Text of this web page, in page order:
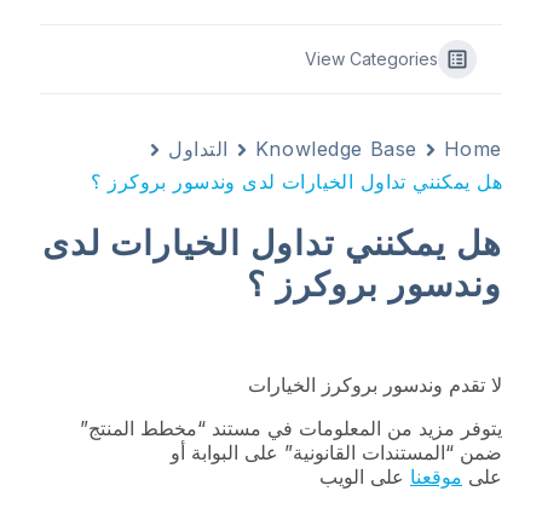
View Categories
Home
Knowledge Base
التداول
هل يمكنني تداول الخيارات لدى وندسور بروكرز ؟
هل يمكنني تداول الخيارات لدى
وندسور بروكرز ؟
لا تقدم وندسور بروكرز الخيارات
يتوفر مزيد من المعلومات في مستند “مخطط المنتج”
ضمن “المستندات القانونية” على البوابة أو
على موقعنا على الويب